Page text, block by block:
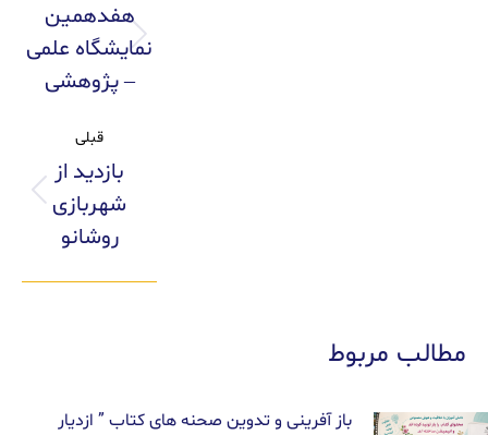
قبلی
بازدید از
شهربازی
روشانو
هفدهمین
نمایشگاه علمی
– پژوهشی
مطالب مربوط
باز آفرینی و تدوین صحنه های کتاب ” ازدیار